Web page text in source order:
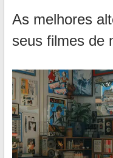
As melhores
seus filmes de